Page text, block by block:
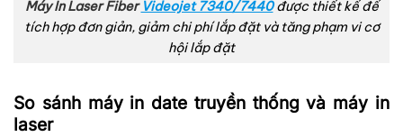
Máy In Laser Fiber Videojet 7340/7440được thiết kế để
tích hợp đơn giản, giảm chi phí lắp đặt và tăng phạm vi cơ
hội lắp đặt
So sánh máy in date truyền thống và máy in
laser